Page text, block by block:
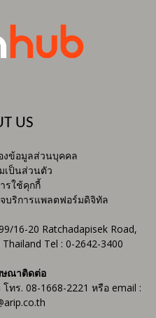
US
งข้อมูลส่วนบุคคล
เป็นส่วนตัว
รใช้คุกกี้
บริการแพลตฟอร์มดิจิทัล
16-20 Ratchadapisek Road,
Tel : 0-2642-3400
ณาติดต่อ
ร. 08-1668-2221 หรือ email :